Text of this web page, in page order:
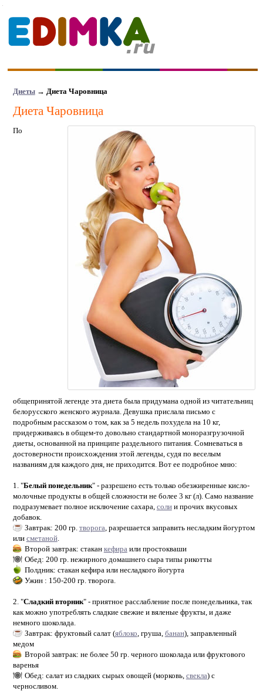
Диеты→ Диета Чаровница
Диета Чаровница
По
общепринятой легенде эта диета была придумана одной из читательниц
белорусского женского журнала. Девушка прислала письмо с
подробным рассказом о том, как за 5 недель похудела на 10 кг,
придерживаясь в общем-то довольно стандартной моноразгрузочной
диеты, основанной на принципе раздельного питания. Сомневаться в
достоверности происхождения этой легенды, судя по веселым
названиям для каждого дня, не приходится. Вот ее подробное мню:
1. "Белый понедельник" - разрешено есть только обезжиренные кисло-
молочные продукты в общей сложности не более 3 кг (л). Само название
подразумевает полное исключение сахара, солии прочих вкусовых
добавок.
Завтрак: 200 гр. творога , разрешается заправить несладким йогуртом
или сметаной.
Второй завтрак: стакан кефира или простокваши
Обед: 200 гр. нежирного домашнего сыра типы рикотты
Полдник: стакан кефира или несладкого йогурта
Ужин : 150-200 гр. творога.
2. "Сладкий вторник" - приятное расслабление после понедельника, так
как можно употреблять сладкие свежие и вяленые фрукты, и даже
немного шоколада.
Завтрак: фруктовый салат (яблоко , груша, банан), заправленный
медом
Второй завтрак: не более 50 гр. черного шоколада или фруктового
варенья
Обед: салат из сладких сырых овощей (морковь, свекла) с
черносливом.